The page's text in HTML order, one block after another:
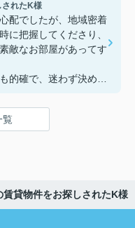
ん、ありがとうござい
されたK様
配でしたが、地域密着
に把握してくださり、
敵なお部屋があってす
的確で、迷わず決める
元気(o・・o)/~お店に
覧
賃貸物件をお探しされたK様